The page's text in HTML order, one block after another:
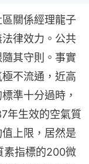
關係經理龍子
律效力。公共
其守則。事實
不流通，近高
準十分過時，
年生效的空氣質
上限，居然是
素指標的200微